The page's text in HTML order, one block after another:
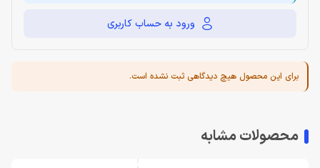
ورود به حساب کاربری
برای این محصول هیچ دیدگاهی ثبت نشده است.
محصولات مشابه